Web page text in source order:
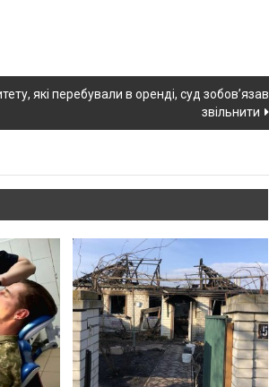
які перебували в оренді, суд зобов’язав
звільнити